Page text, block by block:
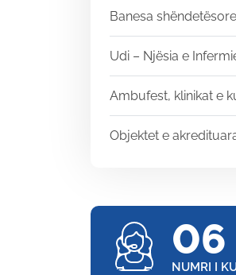
Banesa shëndetësore
Udi – Njësia e
Ambufest, klinikat e
Objektet e
06
NUMRI I